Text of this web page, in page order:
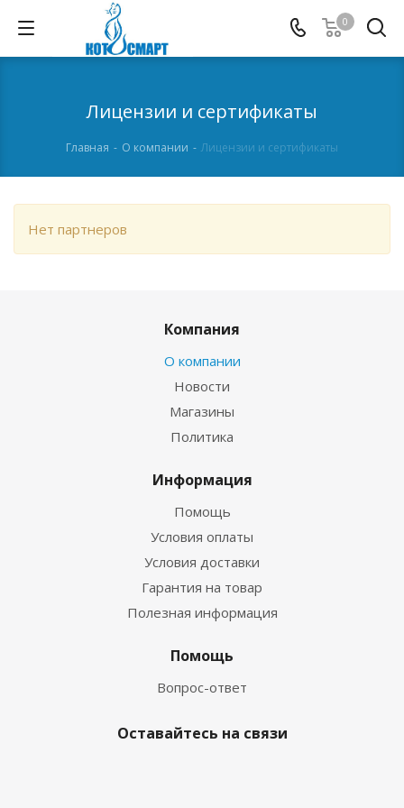
0
Лицензии и сертификаты
Главная - О компании - Лицензии и сертификаты
Нет партнеров
Компания
О компании
Новости
Магазины
Политика
Информация
Помощь
Условия оплаты
Условия доставки
Гарантия на товар
Полезная информация
Помощь
Вопрос-ответ
Оставайтесь на связи